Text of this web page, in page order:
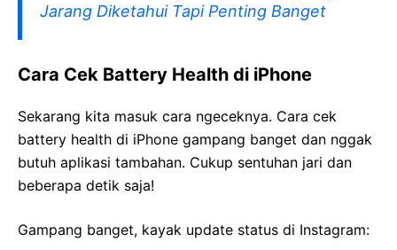
Jarang Diketahui Tapi Penting Banget
Cara Cek Battery Health di iPhone
Sekarang kita masuk cara ngeceknya. Cara cek
battery health di iPhone gampang banget dan nggak
butuh aplikasi tambahan. Cukup sentuhan jari dan
beberapa detik saja!
Gampang banget, kayak update status di Instagram: